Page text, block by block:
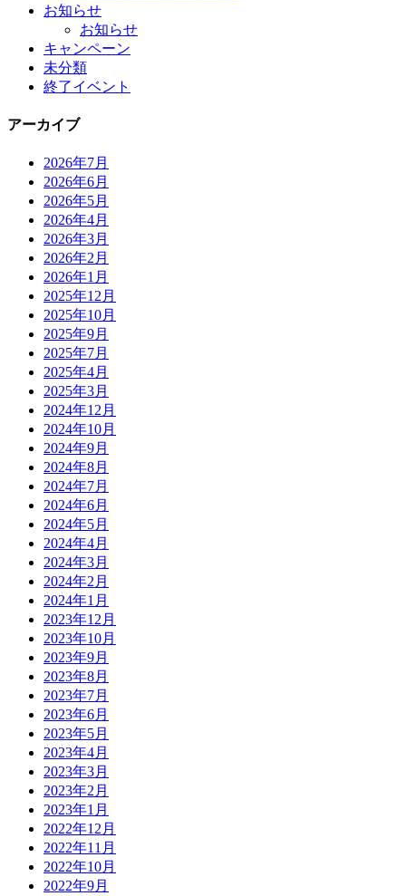
お知らせ
お知らせ
キャンペーン
未分類
終了イベント
アーカイブ
2026年7月
2026年6月
2026年5月
2026年4月
2026年3月
2026年2月
2026年1月
2025年12月
2025年10月
2025年9月
2025年7月
2025年4月
2025年3月
2024年12月
2024年10月
2024年9月
2024年8月
2024年7月
2024年6月
2024年5月
2024年4月
2024年3月
2024年2月
2024年1月
2023年12月
2023年10月
2023年9月
2023年8月
2023年7月
2023年6月
2023年5月
2023年4月
2023年3月
2023年2月
2023年1月
2022年12月
2022年11月
2022年10月
2022年9月